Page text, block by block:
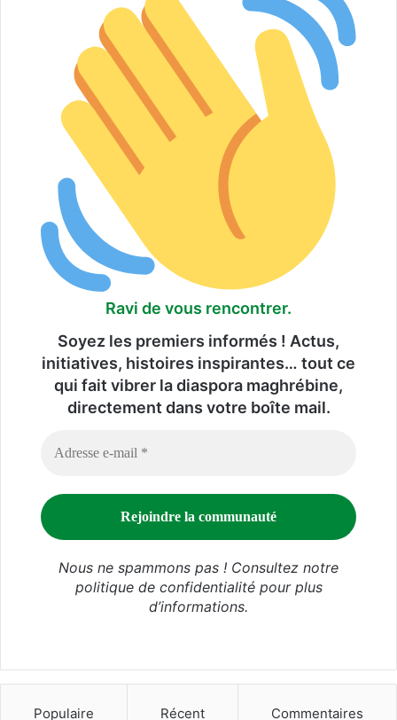
Ravi de vous rencontrer.
Soyez les premiers informés ! Actus,
initiatives, histoires inspirantes… tout ce
qui fait vibrer la diaspora maghrébine,
directement dans votre boîte mail.
Nous ne spammons pas ! Consultez notre
politique de confidentialitépour plus
d’informations.
Populaire Récent Commentaires